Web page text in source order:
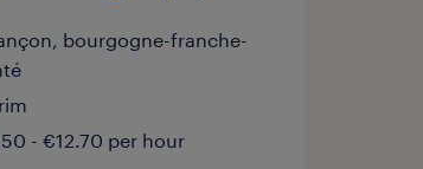
bourgogne-franche-
- €12.70 per hour